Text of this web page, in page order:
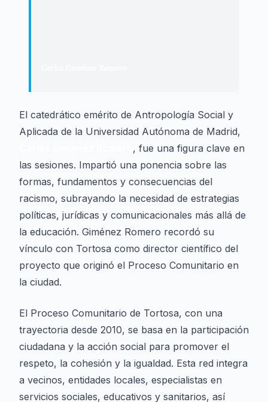
El catedrático emérito de Antropología Social y
Aplicada de la Universidad Autónoma de Madrid,
, fue una figura clave en
las sesiones. Impartió una ponencia sobre las
formas, fundamentos y consecuencias del
racismo, subrayando la necesidad de estrategias
políticas, jurídicas y comunicacionales más allá de
la educación. Giménez Romero recordó su
vínculo con Tortosa como director científico del
proyecto que originó el Proceso Comunitario en
la ciudad.
El Proceso Comunitario de Tortosa, con una
trayectoria desde 2010, se basa en la participación
ciudadana y la acción social para promover el
respeto, la cohesión y la igualdad. Esta red integra
a vecinos, entidades locales, especialistas en
servicios sociales, educativos y sanitarios, así